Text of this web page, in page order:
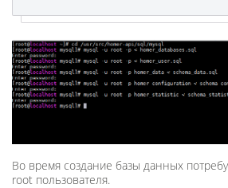
Во время создание базы данных
root пользователя.